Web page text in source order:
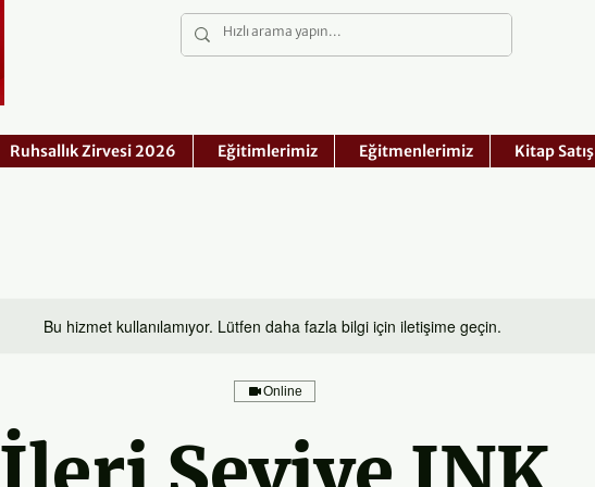
Ruhsallık Zirvesi 2026 Eğitimlerimiz Eğitmenlerimiz Kitap Satış
Bu hizmet kullanılamıyor. Lütfen daha fazla bilgi için iletişime geçin.
Online